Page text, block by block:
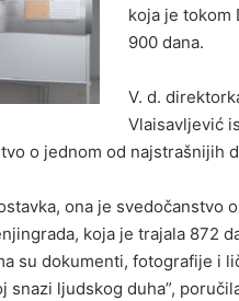
koja je tokom
900 dana.
V. d.
Vlaisavljević
o jednom od najstrašnijih
ona je svedočanstvo
koja je trajala 872
su dokumenti, fotografije i
snazi ljudskog duha”,